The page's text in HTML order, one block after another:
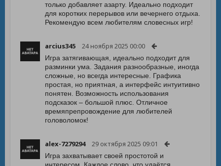
только добавляет азарту. Идеально подходит
для коротких перерывов или вечернего отдыха.
Рекомендую всем любителям словесных игр!
arcius345 24 ноября 2025 00:00
Игра затягивающая, идеально подходит для
разминки ума. Задания разнообразные, иногда
сложные, но всегда интересные. Графика
простая, но приятная, а интерфейс интуитивно
понятен. Возможность использования
подсказок – большой плюс. Отличное
времяпрепровождение для любителей
головоломок!
alex-7279294 29 октября 2025 09:01
Игра захватывает своей простотой и